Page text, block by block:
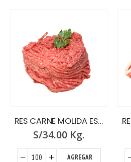
RES CARNE MOLIDA ESPECIAL x GR.
S/34.00 Kg.
AGREGAR